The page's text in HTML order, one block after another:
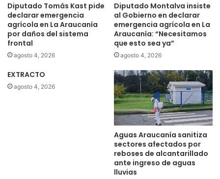
Diputado Tomás Kast pide
declarar emergencia
agrícola en La Araucanía
por daños del sistema
frontal
agosto 4, 2026
Diputado Montalva insiste
al Gobierno en declarar
emergencia agrícola en La
Araucanía: “Necesitamos
que esto sea ya”
agosto 4, 2026
EXTRACTO
agosto 4, 2026
Aguas Araucanía sanitiza
sectores afectados por
reboses de alcantarillado
ante ingreso de aguas
lluvias